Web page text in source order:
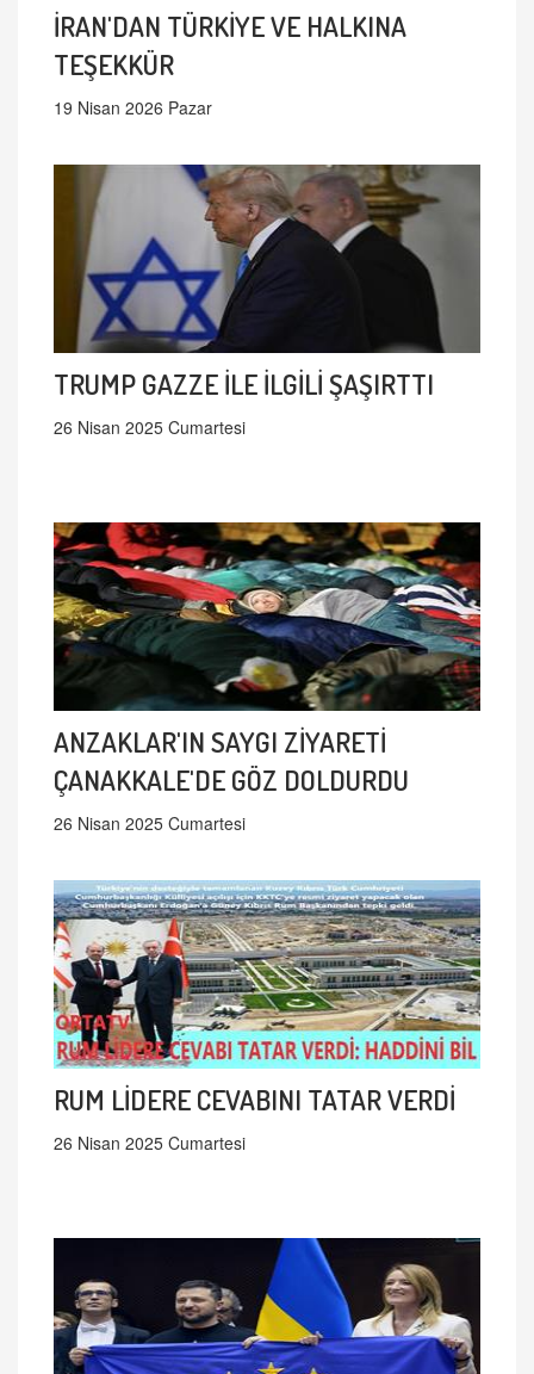
İRAN'DAN TÜRKİYE VE HALKINA
TEŞEKKÜR
19 Nisan 2026 Pazar
TRUMP GAZZE İLE İLGİLİ ŞAŞIRTTI
26 Nisan 2025 Cumartesi
ANZAKLAR'IN SAYGI ZİYARETİ
ÇANAKKALE'DE GÖZ DOLDURDU
26 Nisan 2025 Cumartesi
RUM LİDERE CEVABINI TATAR VERDİ
26 Nisan 2025 Cumartesi